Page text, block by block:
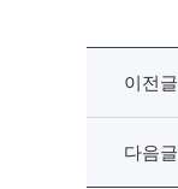
이전글
다음글